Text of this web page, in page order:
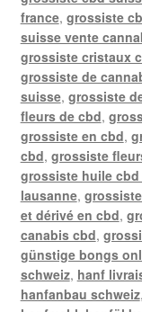
france, grossiste
suisse vente
grossiste cristaux
grossiste de
suisse, grossiste
fleurs de cbd,
grossiste en cbd,
cbd, grossiste
grossiste huile
lausanne,
et dérivé en cbd,
canabis cbd,
günstige bongs
schweiz, hanf
hanfanbau schweiz,